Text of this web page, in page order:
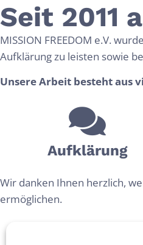
Seit 2011
MISSION FREEDOM e.V.
Aufklärung zu leisten sowie
Unsere Arbeit besteht aus
Aufklär­ung
Wir danken Ihnen herzlich,
ermöglichen.